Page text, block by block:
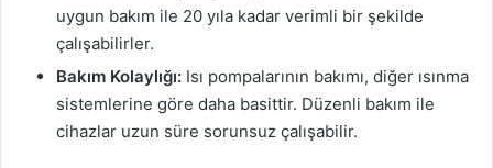
uygun bakım ile 20 yıla kadar verimli bir şekilde
çalışabilirler.
Bakım Kolaylığı: Isı pompalarının bakımı, diğer ısınma
sistemlerine göre daha basittir. Düzenli bakım ile
cihazlar uzun süre sorunsuz çalışabilir.